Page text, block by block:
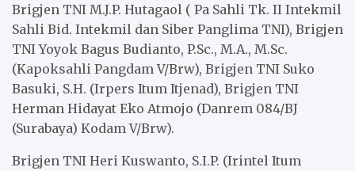
Brigjen TNI M.J.P. Hutagaol ( Pa Sahli Tk. II Intekmil
Sahli Bid. Intekmil dan Siber Panglima TNI), Brigjen
TNI Yoyok Bagus Budianto, P.Sc., M.A., M.Sc.
(Kapoksahli Pangdam V/Brw), Brigjen TNI Suko
Basuki, S.H. (Irpers Itum Itjenad), Brigjen TNI
Herman Hidayat Eko Atmojo (Danrem 084/BJ
(Surabaya) Kodam V/Brw).
Brigjen TNI Heri Kuswanto, S.I.P. (Irintel Itum